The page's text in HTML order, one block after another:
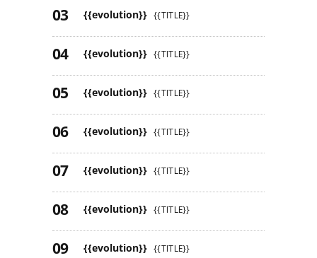
{{evolution}} {{TITLE}}
{{evolution}} {{TITLE}}
{{evolution}} {{TITLE}}
{{evolution}} {{TITLE}}
{{evolution}} {{TITLE}}
{{evolution}} {{TITLE}}
{{evolution}} {{TITLE}}